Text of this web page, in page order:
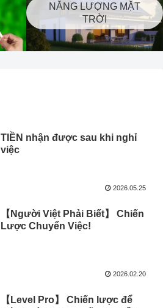
NĂNG LƯỢNG MẶT
TRỜI
TIỀN nhận được sau khi nghỉ
việc
2026.05.25
【Người Việt Phải Biết】 Chiến
Lược Chuyển Việc!
2026.02.20
【Level Pro】 Chiến lược để